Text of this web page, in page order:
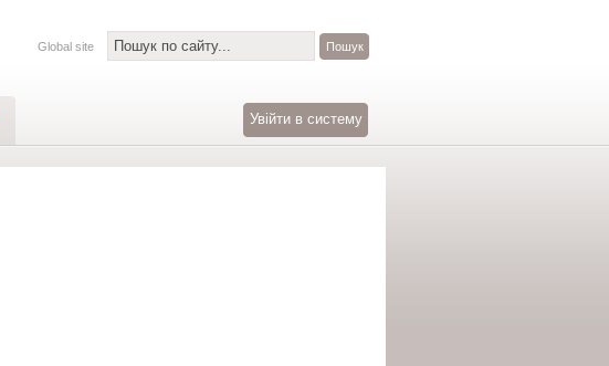
Global site
Увійти в систему